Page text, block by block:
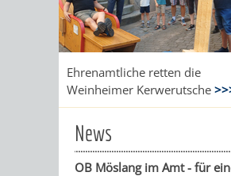
Ehrenamtliche retten die
Weinheimer Kerwerutsche
News
OB Möslang im Amt - für